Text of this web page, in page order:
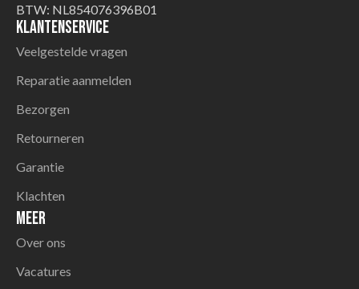
BTW: NL854076396B01
Klantenservice
Veelgestelde vragen
Reparatie aanmelden
Bezorgen
Retourneren
Garantie
Klachten
Meer
Over ons
Vacatures